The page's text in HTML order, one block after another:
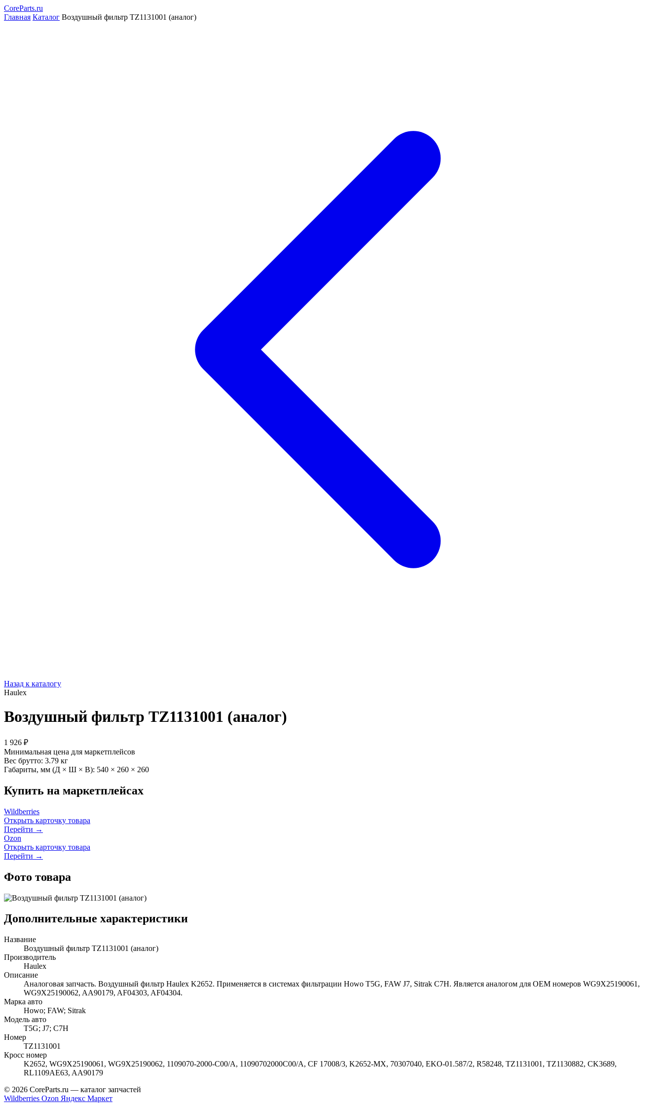
CoreParts.ru
Главная Каталог Воздушный фильтр TZ1131001 (аналог)
Назад к каталогу
Haulex
Воздушный фильтр TZ1131001 (аналог)
1 926 ₽
Минимальная цена для маркетплейсов
Вес брутто: 3.79 кг
Габариты, мм (Д × Ш × В): 540 × 260 × 260
Купить на маркетплейсах
Wildberries
Открыть карточку товара
Перейти →
Ozon
Открыть карточку товара
Перейти →
Фото товара
Дополнительные характеристики
Название
Воздушный фильтр TZ1131001 (аналог)
Производитель
Haulex
Описание
Аналоговая запчасть. Воздушный фильтр Haulex K2652. Применяется в системах фильтрации Howo T5G, FAW J7, Sitrak C7H. Является аналогом для OEM номеров WG9X25190061,
WG9X25190062, AA90179, AF04303, AF04304.
Марка авто
Howo; FAW; Sitrak
Модель авто
T5G; J7; C7H
Номер
TZ1131001
Кросс номер
K2652, WG9X25190061, WG9X25190062, 1109070-2000-С00/А, 11090702000С00/А, CF 17008/3, K2652-MX, 70307040, EKO-01.587/2, R58248, TZ1131001, TZ1130882, CK3689,
RL1109AE63, AA90179
© 2026 CoreParts.ru — каталог запчастей
Wildberries Ozon Яндекс Маркет